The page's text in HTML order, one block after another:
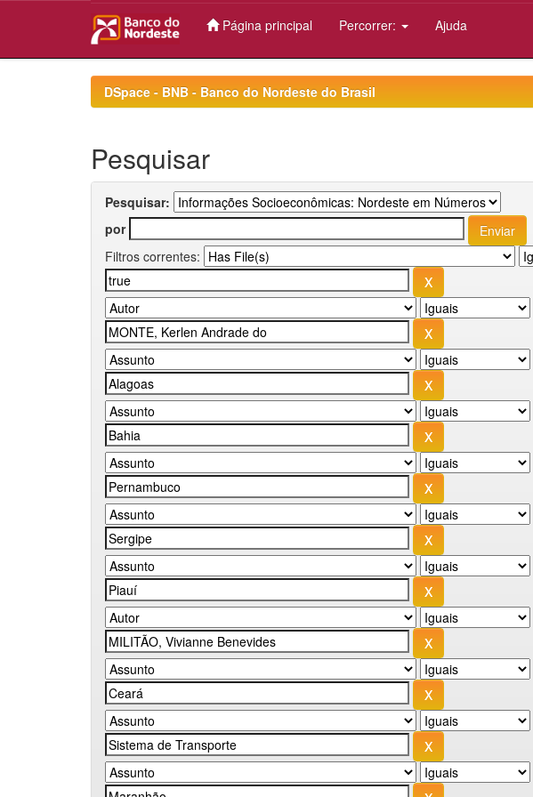
Página principal Percorrer: Ajuda
DSpace - BNB - Banco do Nordeste do Brasil
Pesquisar
Pesquisar:
por
Filtros correntes: